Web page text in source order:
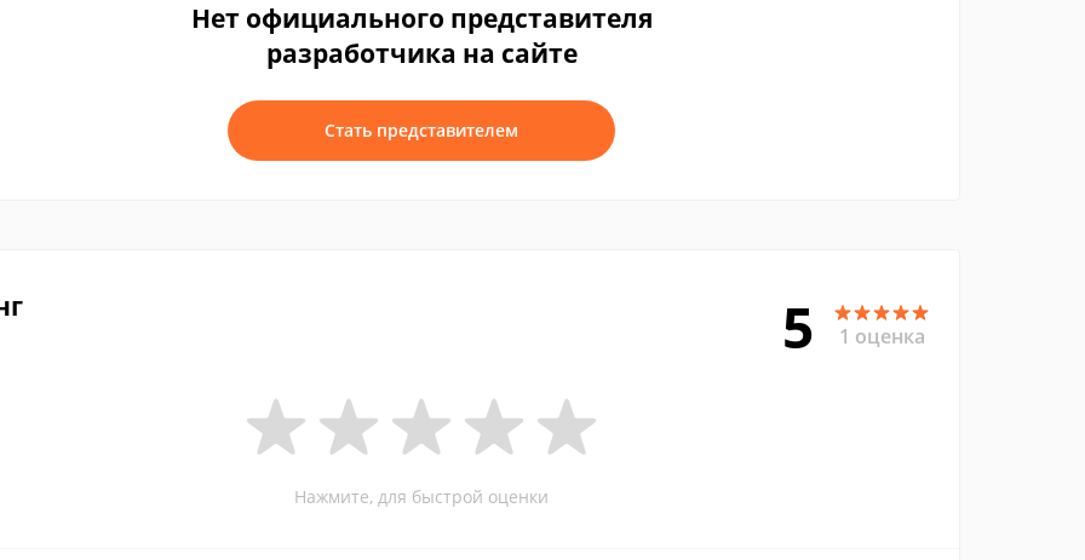
Нет официального представителя
разработчика на сайте
Стать представителем
5 1 оценка
Нажмите, для быстрой оценки